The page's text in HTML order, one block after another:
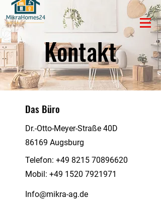
Kontakt
Das Büro
Dr.-Otto-Meyer-Straße 40D
86169 Augsburg
Telefon: +49 8215 70896620
Mobil: +49 1520 7921971
Info@mikra-ag.de